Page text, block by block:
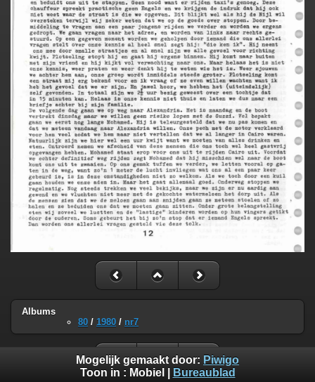
Albums
80 / 1980 / nr7
Mogelijk gemaakt door: Piwigo
Toon in : Mobiel Bureaublad